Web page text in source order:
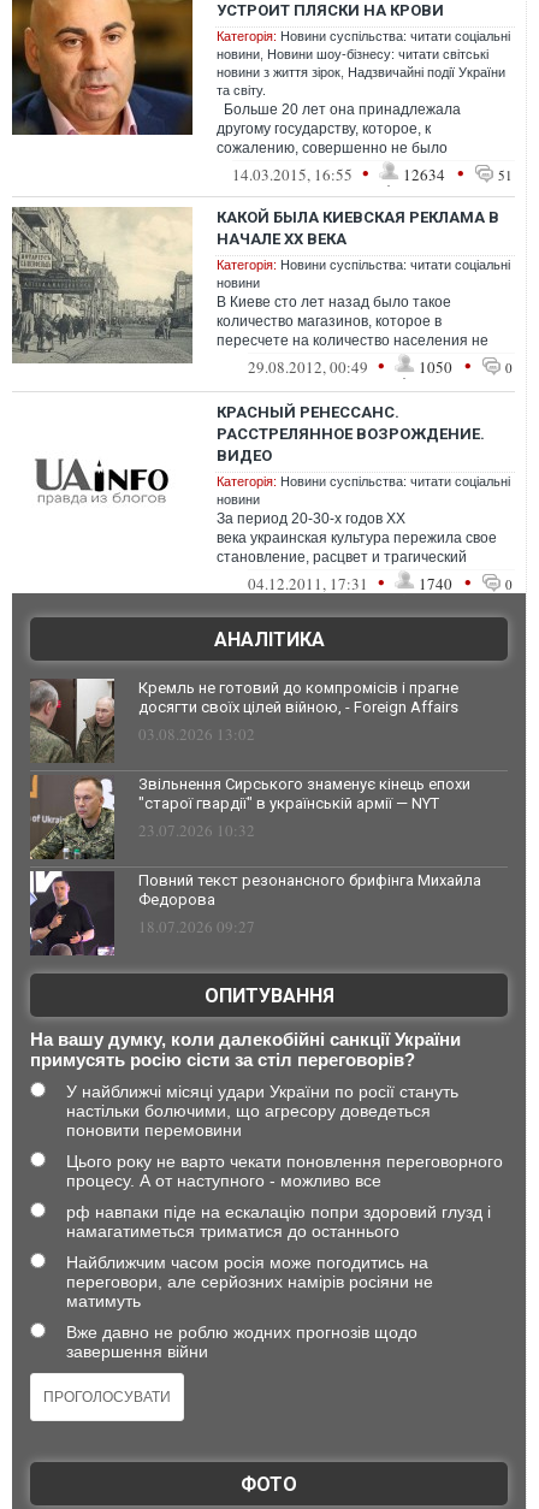
УСТРОИТ ПЛЯСКИ НА КРОВИ
Категорія: Новини суспільства: читати соціальні
новини Новини шоу-бізнесу: читати світські
новини з життя зірок Надзвичайні події України
та світу.
Больше 20 лет она принадлежала
другому государству, которое, к
сожалению, совершенно не было
заинтересованно в его развитии. Теперь, я
14.03.2015, 16:55 • 12634 • 51
КАКОЙ БЫЛА КИЕВСКАЯ РЕКЛАМА В
НАЧАЛЕ ХХ ВЕКА
Категорія: Новини суспільства: читати соціальні
новини
В Киеве сто лет назад было такое
количество магазинов, которое в
пересчете на количество населения не
достигнуто до сих пор. На центральных
29.08.2012, 00:49 • 1050 • 0
КРАСНЫЙ РЕНЕССАНС.
РАССТРЕЛЯННОЕ ВОЗРОЖДЕНИЕ.
ВИДЕО
Категорія: Новини суспільства: читати соціальні
новини
За период 20-30-х годов ХХ
века украинская культура пережила свое
становление, расцвет и трагический
финал. Трехсерийная доку...
04.12.2011, 17:31 • 1740 • 0
АНАЛІТИКА
Кремль не готовий до компромісів і прагне
досягти своїх цілей війною, - Foreign Affairs
03.08.2026 13:02
Звільнення Сирського знаменує кінець епохи
"старої гвардії" в українській армії — NYT
23.07.2026 10:32
Повний текст резонансного брифінга Михайла
Федорова
18.07.2026 09:27
ОПИТУВАННЯ
На вашу думку, коли далекобійні санкції України
примусять росію сісти за стіл переговорів?
У найближчі місяці удари України по росії стануть
настільки болючими, що агресору доведеться
поновити перемовини
Цього року не варто чекати поновлення переговорного
процесу. А от наступного - можливо все
рф навпаки піде на ескалацію попри здоровий глузд і
намагатиметься триматися до останнього
Найближчим часом росія може погодитись на
переговори, але серйозних намірів росіяни не
матимуть
Вже давно не роблю жодних прогнозів щодо
завершення війни
ФОТО